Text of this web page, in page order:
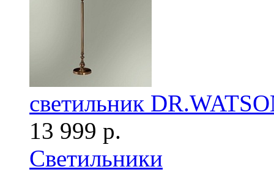
светильник
13 999 р.
Светильники